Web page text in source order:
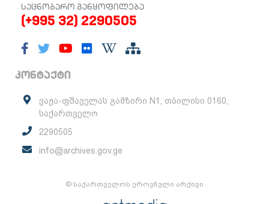
ᲡᲐᲪᲜᲝᲑᲐᲠᲝ ᲒᲐᲜᲧᲝᲤᲘᲚᲔᲑᲐ
(+995 32) 2290505
კონტაქტი
ვაჟა-ფშაველას გამზირი N1, თბილისი 0160,
საქართველო
2290505
info@archives.gov.ge
© საქართველოს ეროვნული არქივი